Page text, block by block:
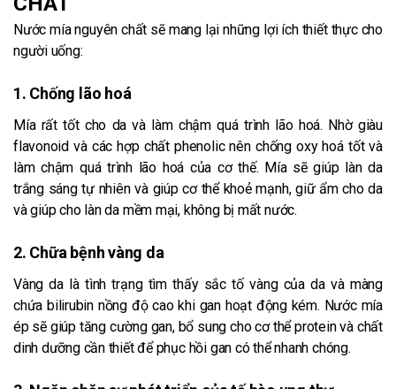
Nước mía nguyên chất sẽ mang lại những lợi ích thiết thực cho
người uống:
1. Chống lão hoá
Mía rất tốt cho da và làm chậm quá trình lão hoá. Nhờ giàu
flavonoid và các hợp chất phenolic nên chống oxy hoá tốt và
làm chậm quá trình lão hoá của cơ thế. Mía sẽ giúp làn da
trắng sáng tự nhiên và giúp cơ thể khoẻ mạnh, giữ ẩm cho da
và giúp cho làn da mềm mại, không bị mất nước.
2. Chữa bệnh vàng da
Vàng da là tình trạng tìm thấy sắc tố vàng của da và màng
chứa bilirubin nồng độ cao khi gan hoạt động kém. Nước mía
ép sẽ giúp tăng cường gan, bổ sung cho cơ thể protein và chất
dinh dưỡng cần thiết để phục hồi gan có thể nhanh chóng.